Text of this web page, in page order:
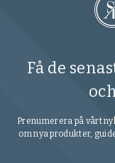
Få de
Prenumerera på vårt
om nya produkter,